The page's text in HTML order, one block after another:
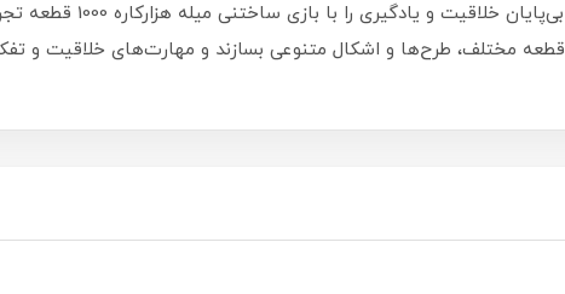
🛠️✨ بازی ساختنی میله هزارکاره 1000 قطعه ✨🛠️
جذاب و آموزشی به کودکان این امکان را می‌دهد تا با استفاده از 1000 قطعه مختلف، طرح‌ها و اشکال متنوعی بسازند و